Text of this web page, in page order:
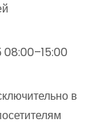
08:00–15:00
в